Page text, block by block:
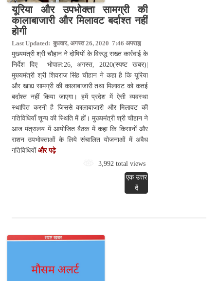
यूरिया और उपभोक्ता सामग्री की
कालाबाजारी और मिलावट बर्दाश्त नहीं
होगी
Last Updated: बुधवार, अगस्त 26, 2020 7:46 अपराह्न
मुख्यमंत्री श्री चौहान ने दोषियों के विरुद्ध सख्त कार्रवाई के
निर्देश दिए भोपाल:26, अगस्त, 2020(स्पष्ट खबर)|
मुख्यमंत्री श्री शिवराज सिंह चौहान ने कहा है कि यूरिया
और खाद्य सामग्री की कालाबाजारी तथा मिलावट को कतई
बर्दाश्त नहीं किया जाएगा। हमें प्रदेश में ऐसी व्यवस्था
स्थापित करनी है जिससे कालाबाजारी और मिलावट की
गतिविधियाँ शून्य की स्थिति में हों। मुख्यमंत्री श्री चौहान ने
आज मंत्रालय में आयोजित बैठक में कहा कि किसानों और
राशन उपभोक्ताओं के लिये संचालित योजनाओं में अवैध
गतिविधियों और पढ़े
3,992 total views
एक उत्तर
दें